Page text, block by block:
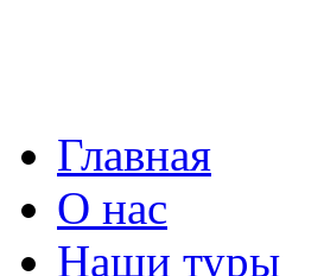
Главная
О нас
Наши туры